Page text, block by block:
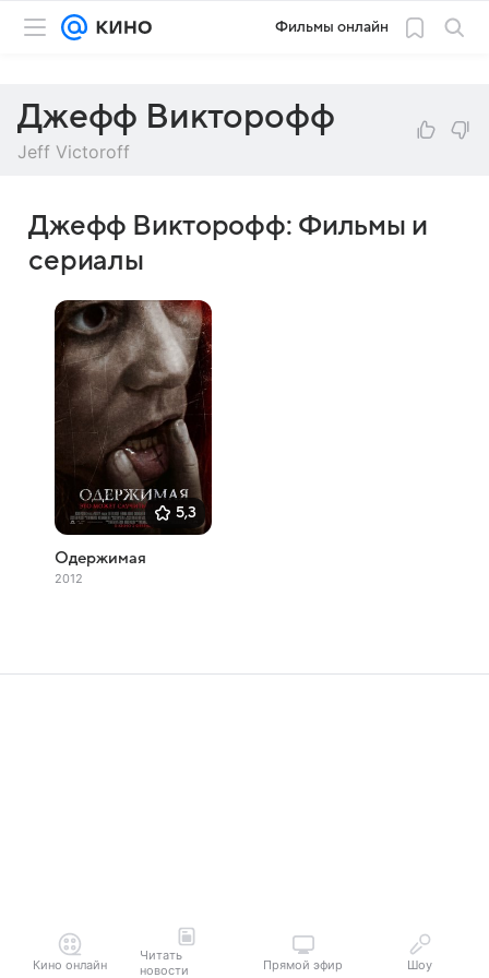
Фильмы онлайн
Джефф Викторофф
Jeff Victoroff
Джефф Викторофф: Фильмы и
сериалы
5,3
Одержимая
2012
Кино онлайн
Читать
новости
Прямой эфир Шоу